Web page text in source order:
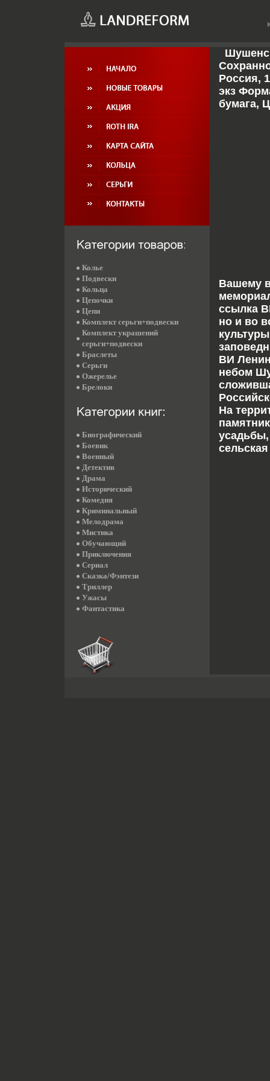
Россия,
экз
бумага,
Вашему
ссылка
но и во
ВИ
небом
На
Колье
Подвески
Кольца
Цепочки
Цепи
Комплект серьги+подвески
Комплект украшений
серьги+подвески
Браслеты
Серьги
Ожерелье
Брелоки
Биографический
Боевик
Военный
Детектив
Драма
Исторический
Комедия
Криминальный
Мелодрама
Мистика
Обучающий
Приключения
Сериал
Сказка/Фэнтези
Триллер
Ужасы
Фантастика